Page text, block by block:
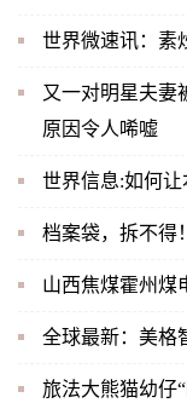
世界微速讯：素
又一对明星夫妻
原因令人唏嘘
世界信息:如何让
档案袋，拆不得！
山西焦煤霍州煤
全球最新：美格
旅法大熊猫幼仔